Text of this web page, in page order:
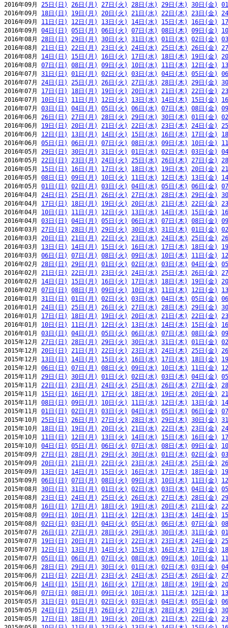
2016年09月 25日(日) 26日(月) 27日(火) 28日(水) 29日(木) 30日(金)
2016年09月 18日(日) 19日(月) 20日(火) 21日(水) 22日(木) 23日(金)
2016年09月 11日(日) 12日(月) 13日(火) 14日(水) 15日(木) 16日(金)
2016年09月 04日(日) 05日(月) 06日(火) 07日(水) 08日(木) 09日(金)
2016年08月 28日(日) 29日(月) 30日(火) 31日(水) 01日(木) 02日(金)
2016年08月 21日(日) 22日(月) 23日(火) 24日(水) 25日(木) 26日(金)
2016年08月 14日(日) 15日(月) 16日(火) 17日(水) 18日(木) 19日(金)
2016年08月 07日(日) 08日(月) 09日(火) 10日(水) 11日(木) 12日(金)
2016年07月 31日(日) 01日(月) 02日(火) 03日(水) 04日(木) 05日(金)
2016年07月 24日(日) 25日(月) 26日(火) 27日(水) 28日(木) 29日(金)
2016年07月 17日(日) 18日(月) 19日(火) 20日(水) 21日(木) 22日(金)
2016年07月 10日(日) 11日(月) 12日(火) 13日(水) 14日(木) 15日(金)
2016年07月 03日(日) 04日(月) 05日(火) 06日(水) 07日(木) 08日(金)
2016年06月 26日(日) 27日(月) 28日(火) 29日(水) 30日(木) 01日(金)
2016年06月 19日(日) 20日(月) 21日(火) 22日(水) 23日(木) 24日(金)
2016年06月 12日(日) 13日(月) 14日(火) 15日(水) 16日(木) 17日(金)
2016年06月 05日(日) 06日(月) 07日(火) 08日(水) 09日(木) 10日(金)
2016年05月 29日(日) 30日(月) 31日(火) 01日(水) 02日(木) 03日(金)
2016年05月 22日(日) 23日(月) 24日(火) 25日(水) 26日(木) 27日(金)
2016年05月 15日(日) 16日(月) 17日(火) 18日(水) 19日(木) 20日(金)
2016年05月 08日(日) 09日(月) 10日(火) 11日(水) 12日(木) 13日(金)
2016年05月 01日(日) 02日(月) 03日(火) 04日(水) 05日(木) 06日(金)
2016年04月 24日(日) 25日(月) 26日(火) 27日(水) 28日(木) 29日(金)
2016年04月 17日(日) 18日(月) 19日(火) 20日(水) 21日(木) 22日(金)
2016年04月 10日(日) 11日(月) 12日(火) 13日(水) 14日(木) 15日(金)
2016年04月 03日(日) 04日(月) 05日(火) 06日(水) 07日(木) 08日(金)
2016年03月 27日(日) 28日(月) 29日(火) 30日(水) 31日(木) 01日(金)
2016年03月 20日(日) 21日(月) 22日(火) 23日(水) 24日(木) 25日(金)
2016年03月 13日(日) 14日(月) 15日(火) 16日(水) 17日(木) 18日(金)
2016年03月 06日(日) 07日(月) 08日(火) 09日(水) 10日(木) 11日(金)
2016年02月 28日(日) 29日(月) 01日(火) 02日(水) 03日(木) 04日(金)
2016年02月 21日(日) 22日(月) 23日(火) 24日(水) 25日(木) 26日(金)
2016年02月 14日(日) 15日(月) 16日(火) 17日(水) 18日(木) 19日(金)
2016年02月 07日(日) 08日(月) 09日(火) 10日(水) 11日(木) 12日(金)
2016年01月 31日(日) 01日(月) 02日(火) 03日(水) 04日(木) 05日(金)
2016年01月 24日(日) 25日(月) 26日(火) 27日(水) 28日(木) 29日(金)
2016年01月 17日(日) 18日(月) 19日(火) 20日(水) 21日(木) 22日(金)
2016年01月 10日(日) 11日(月) 12日(火) 13日(水) 14日(木) 15日(金)
2016年01月 03日(日) 04日(月) 05日(火) 06日(水) 07日(木) 08日(金)
2015年12月 27日(日) 28日(月) 29日(火) 30日(水) 31日(木) 01日(金)
2015年12月 20日(日) 21日(月) 22日(火) 23日(水) 24日(木) 25日(金)
2015年12月 13日(日) 14日(月) 15日(火) 16日(水) 17日(木) 18日(金)
2015年12月 06日(日) 07日(月) 08日(火) 09日(水) 10日(木) 11日(金)
2015年11月 29日(日) 30日(月) 01日(火) 02日(水) 03日(木) 04日(金)
2015年11月 22日(日) 23日(月) 24日(火) 25日(水) 26日(木) 27日(金)
2015年11月 15日(日) 16日(月) 17日(火) 18日(水) 19日(木) 20日(金)
2015年11月 08日(日) 09日(月) 10日(火) 11日(水) 12日(木) 13日(金)
2015年11月 01日(日) 02日(月) 03日(火) 04日(水) 05日(木) 06日(金)
2015年10月 25日(日) 26日(月) 27日(火) 28日(水) 29日(木) 30日(金)
2015年10月 18日(日) 19日(月) 20日(火) 21日(水) 22日(木) 23日(金)
2015年10月 11日(日) 12日(月) 13日(火) 14日(水) 15日(木) 16日(金)
2015年10月 04日(日) 05日(月) 06日(火) 07日(水) 08日(木) 09日(金)
2015年09月 27日(日) 28日(月) 29日(火) 30日(水) 01日(木) 02日(金)
2015年09月 20日(日) 21日(月) 22日(火) 23日(水) 24日(木) 25日(金)
2015年09月 13日(日) 14日(月) 15日(火) 16日(水) 17日(木) 18日(金)
2015年09月 06日(日) 07日(月) 08日(火) 09日(水) 10日(木) 11日(金)
2015年08月 30日(日) 31日(月) 01日(火) 02日(水) 03日(木) 04日(金)
2015年08月 23日(日) 24日(月) 25日(火) 26日(水) 27日(木) 28日(金)
2015年08月 16日(日) 17日(月) 18日(火) 19日(水) 20日(木) 21日(金)
2015年08月 09日(日) 10日(月) 11日(火) 12日(水) 13日(木) 14日(金)
2015年08月 02日(日) 03日(月) 04日(火) 05日(水) 06日(木) 07日(金)
2015年07月 26日(日) 27日(月) 28日(火) 29日(水) 30日(木) 31日(金)
2015年07月 19日(日) 20日(月) 21日(火) 22日(水) 23日(木) 24日(金)
2015年07月 12日(日) 13日(月) 14日(火) 15日(水) 16日(木) 17日(金)
2015年07月 05日(日) 06日(月) 07日(火) 08日(水) 09日(木) 10日(金)
2015年06月 28日(日) 29日(月) 30日(火) 01日(水) 02日(木) 03日(金)
2015年06月 21日(日) 22日(月) 23日(火) 24日(水) 25日(木) 26日(金)
2015年06月 14日(日) 15日(月) 16日(火) 17日(水) 18日(木) 19日(金)
2015年06月 07日(日) 08日(月) 09日(火) 10日(水) 11日(木) 12日(金)
2015年05月 31日(日) 01日(月) 02日(火) 03日(水) 04日(木) 05日(金)
2015年05月 24日(日) 25日(月) 26日(火) 27日(水) 28日(木) 29日(金)
2015年05月 17日(日) 18日(月) 19日(火) 20日(水) 21日(木) 22日(金)